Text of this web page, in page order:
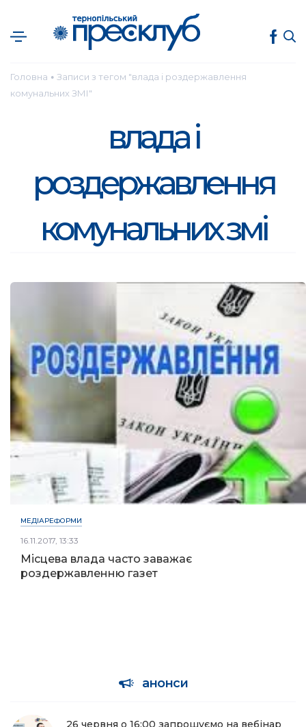
Головна ● Записи з тегом "влада і роздержавлення
комунальних ЗМІ"
влада і
роздержавлення
комунальних змі
МЕДІАРЕФОРМИ
16.11.2017, 13:33
Місцева влада часто заважає
роздержавленню газет
анонси
26 червня о 16:00 запрошуємо на вебінар